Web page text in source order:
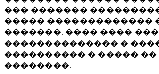
��� �������
����� �������������
�������. ���� ����
�������������� �
���������� � ����� ��
��������.